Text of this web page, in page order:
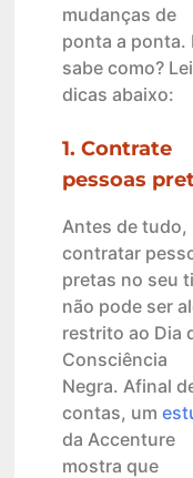
mudanças de
ponta a ponta.
sabe como?
dicas abaixo:
1. Contrate
pessoas
Antes de tudo,
contratar
pretas no seu
não pode ser
restrito ao Dia
Consciência
Negra. Afinal
contas, um
da Accenture
mostra que